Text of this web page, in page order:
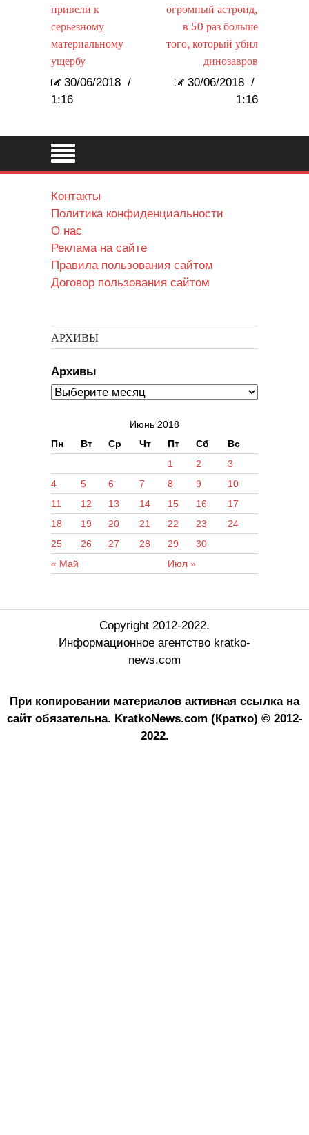
привели к
серьезному
материальному
ущербу
30/06/2018 /
1:16
огромный астроид,
в 50 раз больше
того, который убил
динозавров
30/06/2018 /
1:16
Контакты
Политика конфиденциальности
О нас
Реклама на сайте
Правила пользования сайтом
Договор пользования сайтом
АРХИВЫ
Архивы
Июнь 2018
Пн
Вт Ср Чт Пт Сб Вс
« Май Июл »
1 2
3
4
5 6 7 8 9
10
11
12 13 14 15 16
17
18
19 20 21 22 23
24
25
26 27 28 29 30
Copyright 2012-2022.
Информационное агентство kratko-
news.com
При копировании материалов активная ссылка на
сайт обязательна. KratkoNews.com (Кратко) © 2012-
2022.